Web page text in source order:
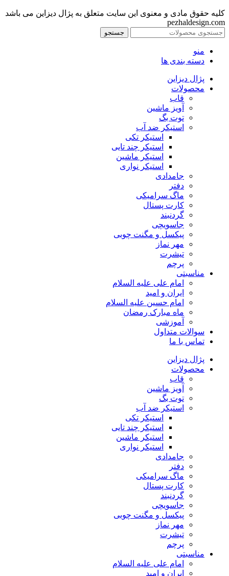
کلیه حقوق مادی و معنوی این سایت متعلق به پژال دیزاین می باشد
pezhaldesign.com
جستجو
منو
دسته بندی ها
پژال دیزاین
محصولات
قاب
آویز ماشین
توت بگ
استیکر ضد آب
استیکر تکی
استیکر چند تایی
استیکر ماشین
استیکر نواری
جامدادی
دفتر
ماگ سرامیکی
کارت پستال
گردنبند
جاسویچی
پیکسل و مگنت چوبی
مهر نماز
تیشرت
پرچم
مناسبتی
امام علی علیه السلام
ایران و امید
امام حسین علیه السلام
ماه مبارک رمضان
آموزشی
سوالات متداول
تماس با ما
پژال دیزاین
محصولات
قاب
آویز ماشین
توت بگ
استیکر ضد آب
استیکر تکی
استیکر چند تایی
استیکر ماشین
استیکر نواری
جامدادی
دفتر
ماگ سرامیکی
کارت پستال
گردنبند
جاسویچی
پیکسل و مگنت چوبی
مهر نماز
تیشرت
پرچم
مناسبتی
امام علی علیه السلام
ایران و امید